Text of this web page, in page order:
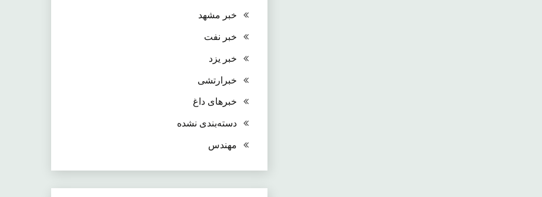
خبر مشهد
خبر نفت
خبر یزد
خبرارتشی
خبرهای داغ
دسته‌بندی نشده
مهندس